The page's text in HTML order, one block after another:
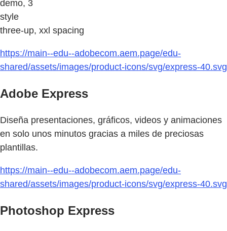
demo, 3
style
three-up, xxl spacing
https://main--edu--adobecom.aem.page/edu-
shared/assets/images/product-icons/svg/express-40.svg
Adobe Express
Diseña presentaciones, gráficos, videos y animaciones
en solo unos minutos gracias a miles de preciosas
plantillas.
https://main--edu--adobecom.aem.page/edu-
shared/assets/images/product-icons/svg/express-40.svg
Photoshop Express